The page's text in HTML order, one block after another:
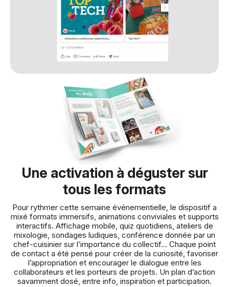
Une activation à déguster sur
tous les formats
Pour rythmer cette semaine événementielle, le dispositif a
mixé formats immersifs, animations conviviales et supports
interactifs. Affichage mobile, quiz quotidiens, ateliers de
mixologie, sondages ludiques, conférence donnée par un
chef-cuisinier sur l’importance du collectif… Chaque point
de contact a été pensé pour créer de la curiosité, favoriser
l’appropriation et encourager le dialogue entre les
collaborateurs et les porteurs de projets. Un plan d’action
savamment dosé, entre info, inspiration et participation.